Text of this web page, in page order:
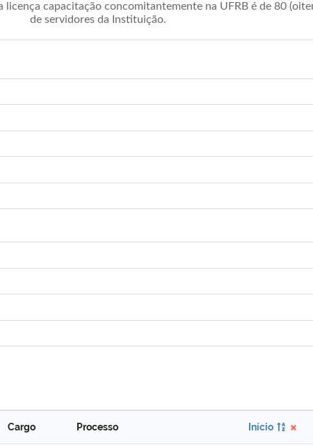
capacitação concomitantemente na UFRB é de 80
de servidores da Instituição.
Cargo Processo Início